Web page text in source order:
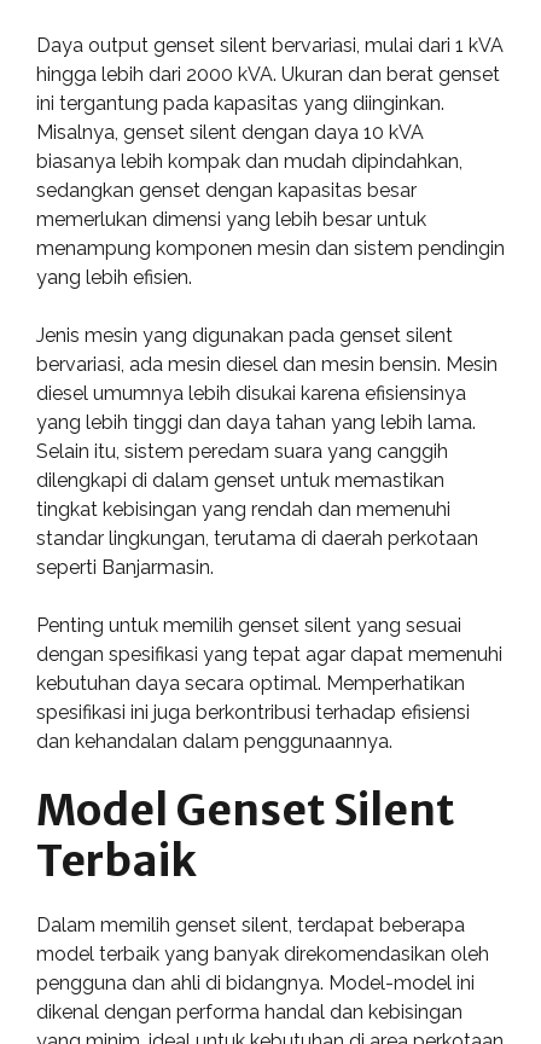
Daya output genset silent bervariasi, mulai dari 1 kVA
hingga lebih dari 2000 kVA. Ukuran dan berat genset
ini tergantung pada kapasitas yang diinginkan.
Misalnya, genset silent dengan daya 10 kVA
biasanya lebih kompak dan mudah dipindahkan,
sedangkan genset dengan kapasitas besar
memerlukan dimensi yang lebih besar untuk
menampung komponen mesin dan sistem pendingin
yang lebih efisien.
Jenis mesin yang digunakan pada genset silent
bervariasi, ada mesin diesel dan mesin bensin. Mesin
diesel umumnya lebih disukai karena efisiensinya
yang lebih tinggi dan daya tahan yang lebih lama.
Selain itu, sistem peredam suara yang canggih
dilengkapi di dalam genset untuk memastikan
tingkat kebisingan yang rendah dan memenuhi
standar lingkungan, terutama di daerah perkotaan
seperti Banjarmasin.
Penting untuk memilih genset silent yang sesuai
dengan spesifikasi yang tepat agar dapat memenuhi
kebutuhan daya secara optimal. Memperhatikan
spesifikasi ini juga berkontribusi terhadap efisiensi
dan kehandalan dalam penggunaannya.
Model Genset Silent
Terbaik
Dalam memilih genset silent, terdapat beberapa
model terbaik yang banyak direkomendasikan oleh
pengguna dan ahli di bidangnya. Model-model ini
dikenal dengan performa handal dan kebisingan